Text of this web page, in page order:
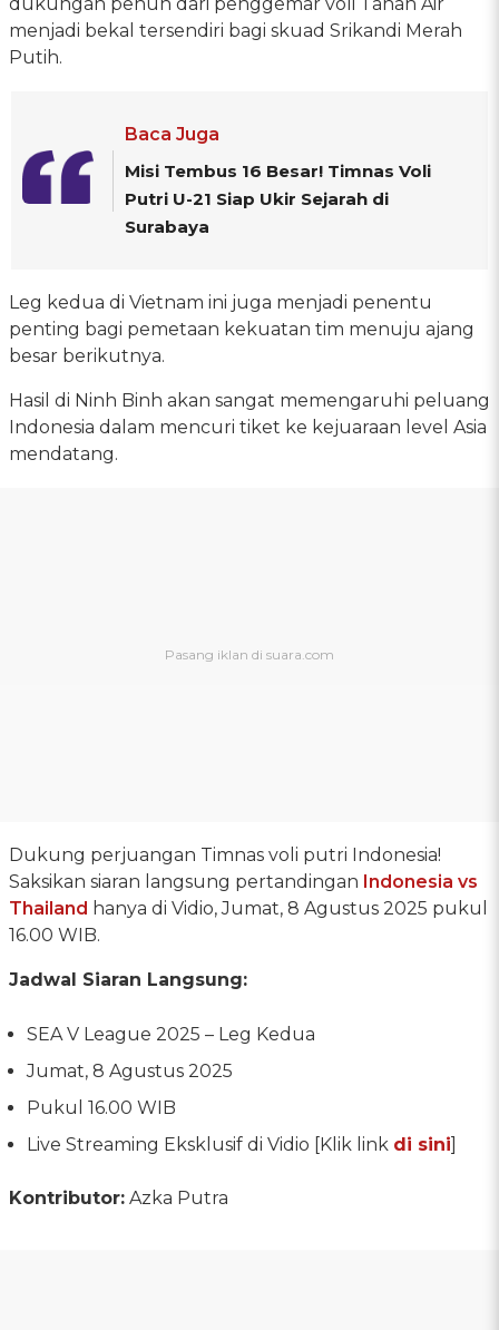
menjadi bekal tersendiri bagi skuad Srikandi Merah
Putih.
Baca Juga
Misi Tembus 16 Besar! Timnas Voli
Putri U-21 Siap Ukir Sejarah di
Surabaya
Leg kedua di Vietnam ini juga menjadi penentu
penting bagi pemetaan kekuatan tim menuju ajang
besar berikutnya.
Hasil di Ninh Binh akan sangat memengaruhi peluang
Indonesia dalam mencuri tiket ke kejuaraan level Asia
mendatang.
Dukung perjuangan Timnas voli putri Indonesia!
Saksikan siaran langsung pertandingan Indonesia vs
Thailand hanya di Vidio, Jumat, 8 Agustus 2025 pukul
16.00 WIB.
Jadwal Siaran Langsung:
SEA V League 2025 – Leg Kedua
Jumat, 8 Agustus 2025
Pukul 16.00 WIB
Live Streaming Eksklusif di Vidio [Klik link di sini
Kontributor: Azka Putra